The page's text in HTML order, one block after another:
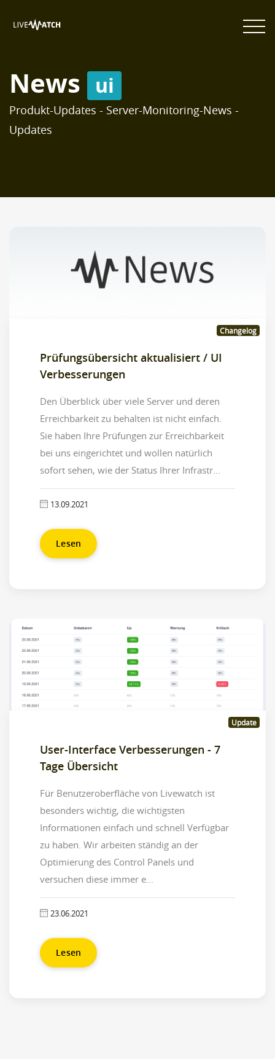
News ui
Produkt-Updates - Server-Monitoring-News -
Updates
Changelog
Prüfungsübersicht aktualisiert / UI
Verbesserungen
Den Überblick über viele Server und deren
Erreichbarkeit zu behalten ist nicht einfach.
Sie haben Ihre Prüfungen zur Erreichbarkeit
bei uns eingerichtet und wollen natürlich
sofort sehen, wie der Status Ihrer Infrastr...
13.09.2021
Lesen
Update
User-Interface Verbesserungen - 7
Tage Übersicht
Für Benutzeroberfläche von Livewatch ist
besonders wichtig, die wichtigsten
Informationen einfach und schnell Verfügbar
zu haben. Wir arbeiten ständig an der
Optimierung des Control Panels und
versuchen diese immer e...
23.06.2021
Lesen